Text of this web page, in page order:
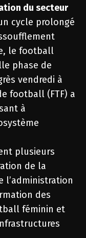
du secteur
cycle prolongé
le football
phase de
vendredi à
football (FTF) a
à
plusieurs
de la
l’administration
des
féminin et